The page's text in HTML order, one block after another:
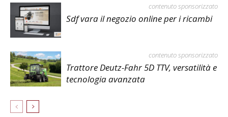
contenuto sponsorizzato
Sdf vara il negozio online per i ricambi
contenuto sponsorizzato
Trattore Deutz-Fahr 5D TTV, versatilità e
tecnologia avanzata